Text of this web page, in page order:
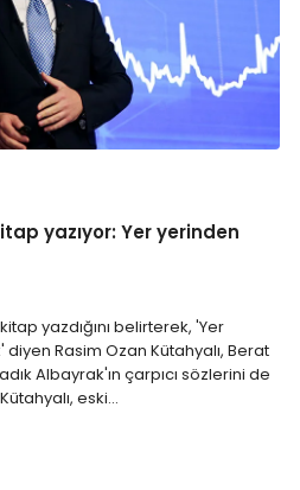
yazıyor: Yer yerinden
yazdığını belirterek, 'Yer
Rasim Ozan Kütahyalı, Berat
Albayrak'ın çarpıcı sözlerini de
eski…